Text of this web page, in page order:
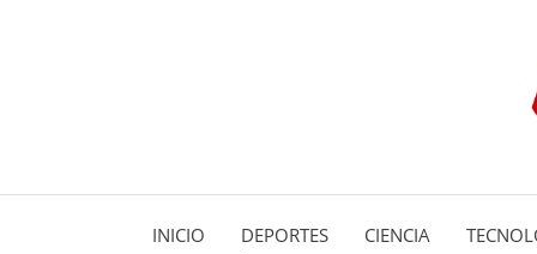
INICIO DEPORTES CIENCIA